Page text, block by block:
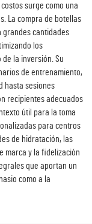
surge como una
La compra de botellas
grandes cantidades
los
la inversión. Su
de entrenamiento,
hasta sesiones
recipientes adecuados
útil para la toma
para centros
de hidratación, las
marca y la fidelización
que aportan un
como a la